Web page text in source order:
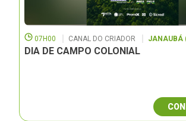
07H00 CANAL DO CRIADOR JANAUBÁ
DIA DE CAMPO COLONIAL